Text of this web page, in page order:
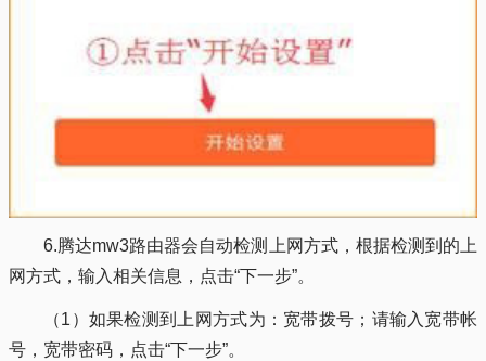
6.腾达mw3路由器会自动检测上网方式，根据检测到的上
网方式，输入相关信息，点击“下一步”。
（1）如果检测到上网方式为：宽带拨号；请输入宽带帐
号，宽带密码，点击“下一步”。